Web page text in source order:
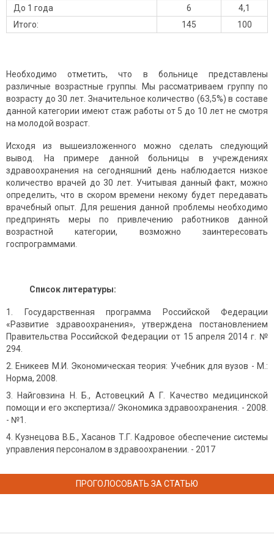
До 1 года
6
4,1
Итого:
145 100
Необходимо отметить, что в больнице представлены
различные возрастные группы. Мы рассматриваем группу по
возрасту до 30 лет. Значительное количество (63,5%) в составе
данной категории имеют стаж работы от 5 до 10 лет не смотря
на молодой возраст.
Исходя из вышеизложенного можно сделать следующий
вывод. На примере данной больницы в учреждениях
здравоохранения на сегодняшний день наблюдается низкое
количество врачей до 30 лет. Учитывая данный факт, можно
определить, что в скором времени некому будет передавать
врачебный опыт. Для решения данной проблемы необходимо
предпринять меры по привлечению работников данной
возрастной категории, возможно заинтересовать
госпрограммами.
Список литературы:
Государственная программа Российской Федерации
«Развитие здравоохранения», утверждена постановлением
Правительства Российской Федерации от 15 апреля 2014 г. №
294.
Еникеев М.И. Экономическая теория: Учебник для вузов - М.:
Норма, 2008.
Найговзина Н. Б., Астовецкий А Г. Качество медицинской
помощи и его экспертиза// Экономика здравоохранения. - 2008.
- №1.
Кузнецова В.Б., Хасанов Т.Г. Кадровое обеспечение системы
управления персоналом в здравоохранении. - 2017
ПРОГОЛОСОВАТЬ ЗА СТАТЬЮ